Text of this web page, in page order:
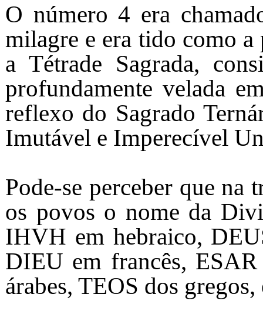
O número 4 era
milagre e era tido como
a Tétrade Sagrada,
profundamente velada
reflexo do Sagrado
Imutável e Imperecível
Pode-se perceber que na
os povos o nome da
IHVH em hebraico,
DIEU em francês,
árabes, TEOS dos gregos,